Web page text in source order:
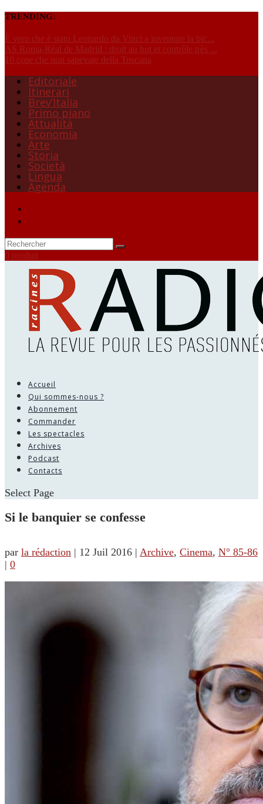
TRENDING:
È vero che è stato Leonardo da Vinci a inventare la bic...
AS Roma-Réal de Madrid : droit au but et contrôle très ...
10 cose che non sapevate della Toscana
Editoriale
Itinerari
Brev’Italia
Primo piano
Attualità
Economia
Arte
Storia
Società
Lingua
Agenda
0 produit
Accueil
Qui sommes-nous ?
Abonnement
Commander
Les spectacles
Archives
Podcast
Contacts
Select Page
Si le banquier se confesse
par la rédaction | 12 Juil 2016 | Archive, Cinema, N° 85-86
| 0